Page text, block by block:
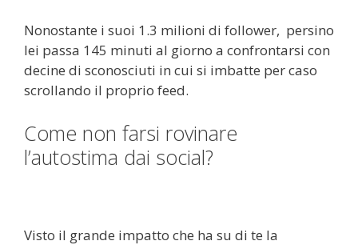
Nonostante i suoi 1.3 milioni di follower, persino
lei passa 145 minuti al giorno a confrontarsi con
decine di sconosciuti in cui si imbatte per caso
scrollando il proprio feed.
Come non farsi rovinare
l’autostima dai social?
Visto il grande impatto che ha su di te la